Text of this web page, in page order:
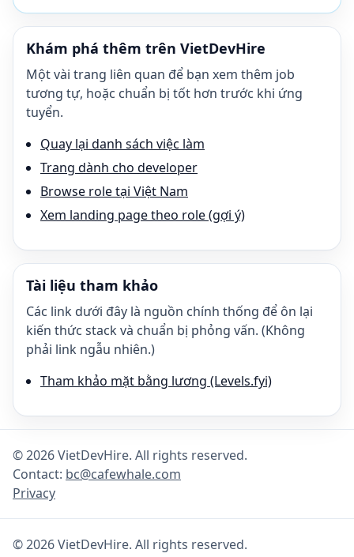
Khám phá thêm trên VietDevHire
Một vài trang liên quan để bạn xem thêm job
tương tự, hoặc chuẩn bị tốt hơn trước khi ứng
tuyển.
Quay lại danh sách việc làm
Trang dành cho developer
Browse role tại Việt Nam
Xem landing page theo role (gợi ý)
Tài liệu tham khảo
Các link dưới đây là nguồn chính thống để ôn lại
kiến thức stack và chuẩn bị phỏng vấn. (Không
phải link ngẫu nhiên.)
Tham khảo mặt bằng lương (Levels.fyi)
©2026VietDevHire. All rights reserved.
Contact: bc@cafewhale.com
Privacy
©2026VietDevHire. All rights reserved.